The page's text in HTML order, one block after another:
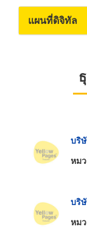
แผนที่ดิจิทัล
บริ
หม
บริ
หม